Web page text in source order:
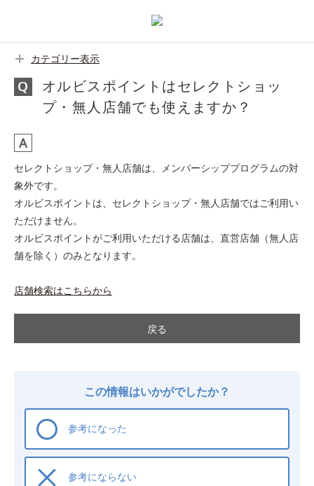
カテゴリー表示
オルビスポイントはセレクトショッ
プ・無人店舗でも使えますか？
セレクトショップ・無人店舗は、メンバーシッププログラムの対
象外です。
オルビスポイントは、セレクトショップ・無人店舗ではご利用い
ただけません。
オルビスポイントがご利用いただける店舗は、直営店舗（無人店
舗を除く）のみとなります。
店舗検索はこちらから
戻る
この情報はいかがでしたか？
参考になった
参考にならない